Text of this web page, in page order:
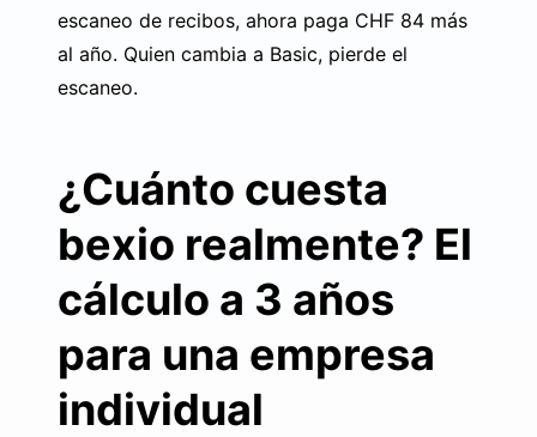
escaneo de recibos, ahora paga CHF 84 más
al año. Quien cambia a Basic, pierde el
escaneo.
¿Cuánto cuesta
bexio realmente? El
cálculo a 3 años
para una empresa
individual